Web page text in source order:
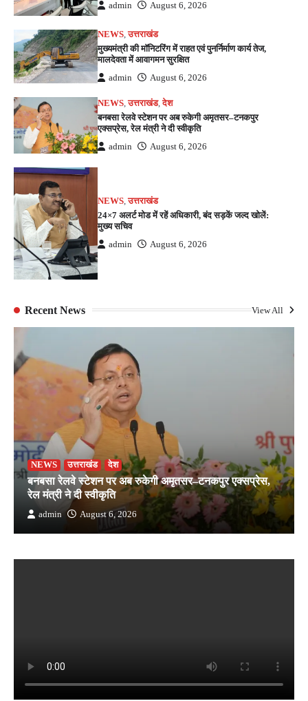
admin August 6, 2026
NEWS,उत्तराखंड
मुख्यमंत्री की मॉनिटरिंग में राहत एवं पुनर्निर्माण कार्य तेज,
मालदेवता में आवागमन सुरक्षित
admin August 6, 2026
NEWS,उत्तराखंड,देश
बनबसा रेलवे स्टेशन पर अब रुकेगी अमृतसर–टनकपुर
एक्सप्रेस, रेल मंत्री ने दी स्वीकृति
admin August 6, 2026
NEWS,उत्तराखंड
24×7 अलर्ट मोड में रहें अधिकारी, बंद सड़कें जल्द खोलें:
मुख्य सचिव
admin August 6, 2026
Recent News View All
NEWS उत्तराखंड देश
बनबसा रेलवे स्टेशन पर अब रुकेगी अमृतसर–टनकपुर एक्सप्रेस,
रेल मंत्री ने दी स्वीकृति
admin August 6, 2026